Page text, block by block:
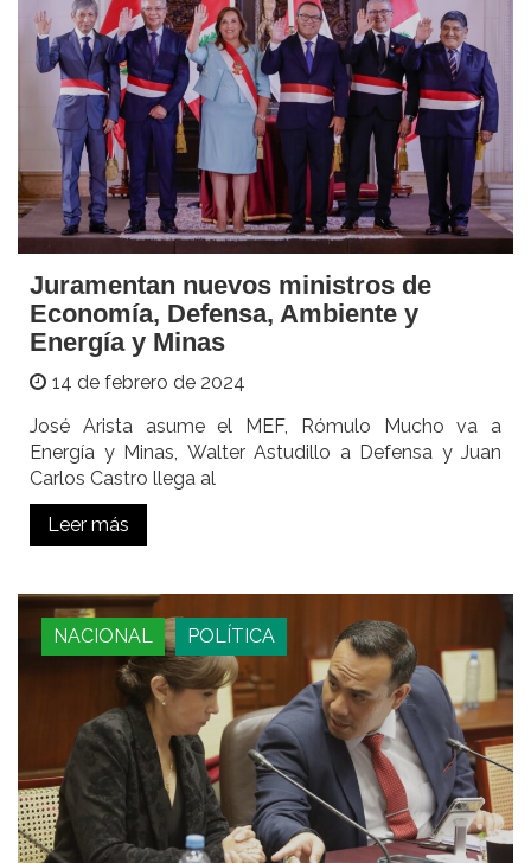
Juramentan nuevos ministros de
Economía, Defensa, Ambiente y
Energía y Minas
14 de febrero de 2024
José Arista asume el MEF, Rómulo Mucho va a
Energía y Minas, Walter Astudillo a Defensa y Juan
Carlos Castro llega al
Leer más
NACIONAL POLÍTICA